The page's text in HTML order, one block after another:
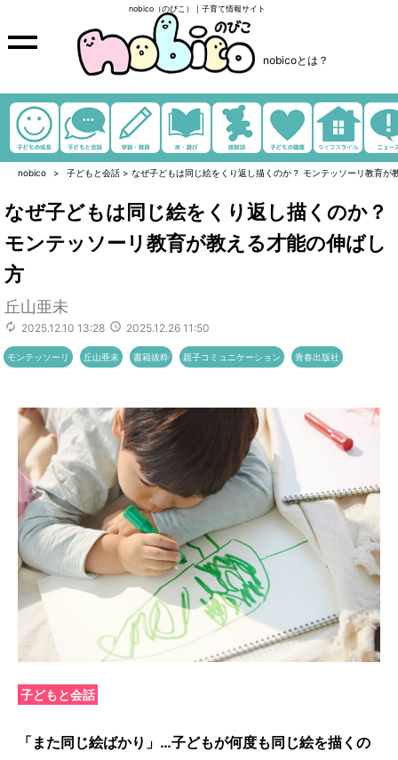
nobico（のびこ）｜子育て情報サイト
nobicoとは？
nobico 子どもと会話 > なぜ子どもは同じ絵をくり返し描くのか？ モンテッソーリ教育が
なぜ子どもは同じ絵をくり返し描くのか？
モンテッソーリ教育が教える才能の伸ばし
方
丘山亜未
2025.12.10 13:28 2025.12.26 11:50
モンテッソーリ 丘山亜未 書籍抜粋 親子コミュニケーション 青春出版社
子どもと会話
「また同じ絵ばかり」…子どもが何度も同じ絵を描くの